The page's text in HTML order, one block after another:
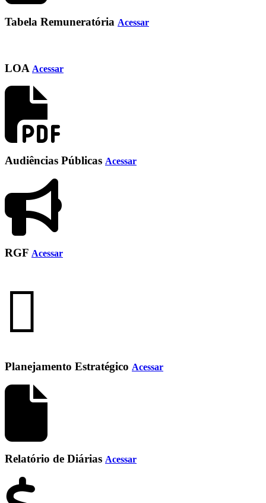
Tabela Remuneratória Acessar
LOA Acessar
Audiências Públicas Acessar
RGF Acessar
Planejamento Estratégico Acessar
Relatório de Diárias Acessar